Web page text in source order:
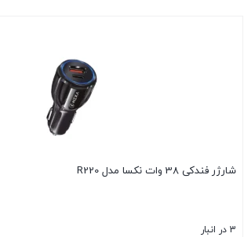
شارژر فندکی 38 وات نکسا مدل R220
3 در انبار